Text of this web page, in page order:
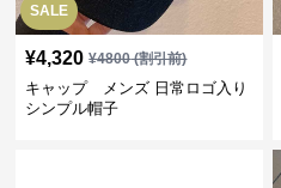
SALE
¥4,320 ¥4800(割引前)
キャップ メンズ 日常ロゴ入り
シンプル帽子